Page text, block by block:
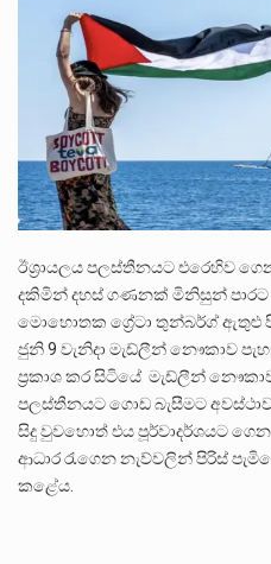
ඊශ්‍රායලය පලස්තීනයට එරෙහිව
දකිමින් දහස් ගණනක් මිනිසුන් පාරට
මොහොතක ග්‍රේටා තුන්බර්ග් ඇතුළු
ජුනි 9 වැනිදා මැඩ්ලීන් නෞකාව
ප්‍රකාශ කර සිටියේ මැඩ්ලීන්
පලස්තීනයට ගොඩ බැසීමට
සිදු වුවහොත් එය පූර්වාදර්ශයට
ආධාර රැගෙන නැව්වලින් පිරිස්
කළේය.